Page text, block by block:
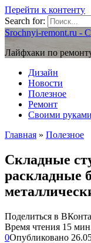
Перейти к контенту
Search for:
Srochnyi-remont.ru -
Лайфхаки по
Дизайн
Новости
Полезное
Ремонт
Своими руками
Главная » Полезное
Складные
раскладные
Поделиться в
Время чтения 15
0Опубликовано